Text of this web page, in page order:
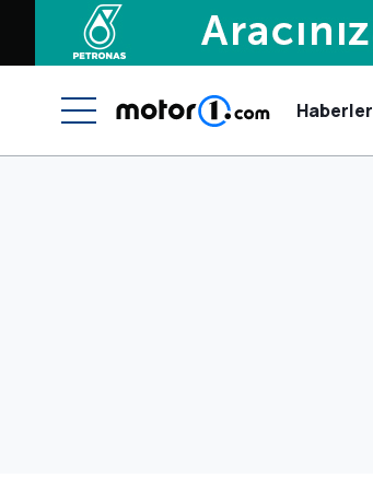
Haberler